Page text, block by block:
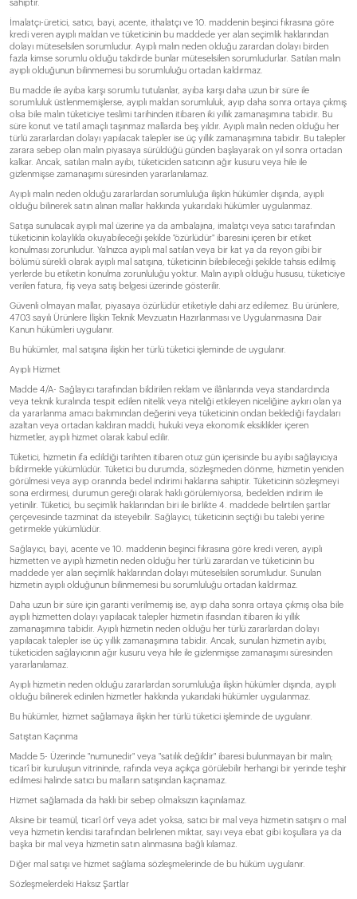
sahiptir.
İmalatçı-üretici, satıcı, bayi, acente, ithalatçı ve 10. maddenin beşinci fıkrasına göre
kredi veren ayıplı maldan ve tüketicinin bu maddede yer alan seçimlik haklarından
dolayı müteselsilen sorumludur. Ayıplı malın neden olduğu zarardan dolayı birden
fazla kimse sorumlu olduğu takdirde bunlar müteselsilen sorumludurlar. Satılan malın
ayıplı olduğunun bilinmemesi bu sorumluluğu ortadan kaldırmaz.
Bu madde ile ayıba karşı sorumlu tutulanlar, ayıba karşı daha uzun bir süre ile
sorumluluk üstlenmemişlerse, ayıplı maldan sorumluluk, ayıp daha sonra ortaya çıkmış
olsa bile malın tüketiciye teslimi tarihinden itibaren iki yıllık zamanaşımına tabidir. Bu
süre konut ve tatil amaçlı taşınmaz mallarda beş yıldır. Ayıplı malın neden olduğu her
türlü zararlardan dolayı yapılacak talepler ise üç yıllık zamanaşımına tabidir. Bu talepler
zarara sebep olan malın piyasaya sürüldüğü günden başlayarak on yıl sonra ortadan
kalkar. Ancak, satılan malın ayıbı, tüketiciden satıcının ağır kusuru veya hile ile
gizlenmişse zamanaşımı süresinden yararlanılamaz.
Ayıplı malın neden olduğu zararlardan sorumluluğa ilişkin hükümler dışında, ayıplı
olduğu bilinerek satın alınan mallar hakkında yukarıdaki hükümler uygulanmaz.
Satışa sunulacak ayıplı mal üzerine ya da ambalajına, imalatçı veya satıcı tarafından
tüketicinin kolaylıkla okuyabileceği şekilde "özürlüdür" ibaresini içeren bir etiket
konulması zorunludur. Yalnızca ayıplı mal satılan veya bir kat ya da reyon gibi bir
bölümü sürekli olarak ayıplı mal satışına, tüketicinin bilebileceği şekilde tahsis edilmiş
yerlerde bu etiketin konulma zorunluluğu yoktur. Malın ayıplı olduğu hususu, tüketiciye
verilen fatura, fiş veya satış belgesi üzerinde gösterilir.
Güvenli olmayan mallar, piyasaya özürlüdür etiketiyle dahi arz edilemez. Bu ürünlere,
4703 sayılı Ürünlere İlişkin Teknik Mevzuatın Hazırlanması ve Uygulanmasına Dair
Kanun hükümleri uygulanır.
Bu hükümler, mal satışına ilişkin her türlü tüketici işleminde de uygulanır.
Ayıplı Hizmet
Madde 4/A- Sağlayıcı tarafından bildirilen reklam ve ilânlarında veya standardında
veya teknik kuralında tespit edilen nitelik veya niteliği etkileyen niceliğine aykırı olan ya
da yararlanma amacı bakımından değerini veya tüketicinin ondan beklediği faydaları
azaltan veya ortadan kaldıran maddi, hukuki veya ekonomik eksiklikler içeren
hizmetler, ayıplı hizmet olarak kabul edilir.
Tüketici, hizmetin ifa edildiği tarihten itibaren otuz gün içerisinde bu ayıbı sağlayıcıya
bildirmekle yükümlüdür. Tüketici bu durumda, sözleşmeden dönme, hizmetin yeniden
görülmesi veya ayıp oranında bedel indirimi haklarına sahiptir. Tüketicinin sözleşmeyi
sona erdirmesi, durumun gereği olarak haklı görülemiyorsa, bedelden indirim ile
yetinilir. Tüketici, bu seçimlik haklarından biri ile birlikte 4. maddede belirtilen şartlar
çerçevesinde tazminat da isteyebilir. Sağlayıcı, tüketicinin seçtiği bu talebi yerine
getirmekle yükümlüdür.
Sağlayıcı, bayi, acente ve 10. maddenin beşinci fıkrasına göre kredi veren, ayıplı
hizmetten ve ayıplı hizmetin neden olduğu her türlü zarardan ve tüketicinin bu
maddede yer alan seçimlik haklarından dolayı müteselsilen sorumludur. Sunulan
hizmetin ayıplı olduğunun bilinmemesi bu sorumluluğu ortadan kaldırmaz.
Daha uzun bir süre için garanti verilmemiş ise, ayıp daha sonra ortaya çıkmış olsa bile
ayıplı hizmetten dolayı yapılacak talepler hizmetin ifasından itibaren iki yıllık
zamanaşımına tabidir. Ayıplı hizmetin neden olduğu her türlü zararlardan dolayı
yapılacak talepler ise üç yıllık zamanaşımına tabidir. Ancak, sunulan hizmetin ayıbı,
tüketiciden sağlayıcının ağır kusuru veya hile ile gizlenmişse zamanaşımı süresinden
yararlanılamaz.
Ayıplı hizmetin neden olduğu zararlardan sorumluluğa ilişkin hükümler dışında, ayıplı
olduğu bilinerek edinilen hizmetler hakkında yukarıdaki hükümler uygulanmaz.
Bu hükümler, hizmet sağlamaya ilişkin her türlü tüketici işleminde de uygulanır.
Satıştan Kaçınma
Madde 5- Üzerinde "numunedir" veya "satılık değildir" ibaresi bulunmayan bir malın;
ticarî bir kuruluşun vitrininde, rafında veya açıkça görülebilir herhangi bir yerinde teşhir
edilmesi halinde satıcı bu malların satışından kaçınamaz.
Hizmet sağlamada da haklı bir sebep olmaksızın kaçınılamaz.
Aksine bir teamül, ticarî örf veya adet yoksa, satıcı bir mal veya hizmetin satışını o mal
veya hizmetin kendisi tarafından belirlenen miktar, sayı veya ebat gibi koşullara ya da
başka bir mal veya hizmetin satın alınmasına bağlı kılamaz.
Diğer mal satışı ve hizmet sağlama sözleşmelerinde de bu hüküm uygulanır.
Sözleşmelerdeki Haksız Şartlar